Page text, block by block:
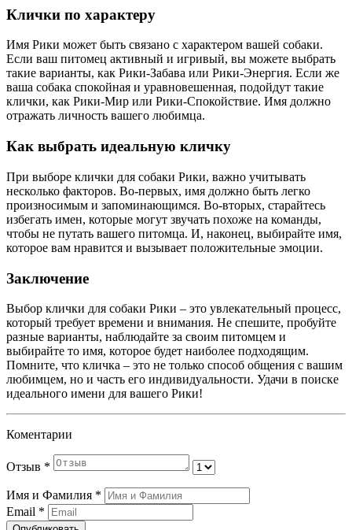
Клички по характеру
Имя Рики может быть связано с характером вашей собаки.
Если ваш питомец активный и игривый, вы можете выбрать
такие варианты, как Рики-Забава или Рики-Энергия. Если же
ваша собака спокойная и уравновешенная, подойдут такие
клички, как Рики-Мир или Рики-Спокойствие. Имя должно
отражать личность вашего любимца.
Как выбрать идеальную кличку
При выборе клички для собаки Рики, важно учитывать
несколько факторов. Во-первых, имя должно быть легко
произносимым и запоминающимся. Во-вторых, старайтесь
избегать имен, которые могут звучать похоже на команды,
чтобы не путать вашего питомца. И, наконец, выбирайте имя,
которое вам нравится и вызывает положительные эмоции.
Заключение
Выбор клички для собаки Рики – это увлекательный процесс,
который требует времени и внимания. Не спешите, пробуйте
разные варианты, наблюдайте за своим питомцем и
выбирайте то имя, которое будет наиболее подходящим.
Помните, что кличка – это не только способ общения с вашим
любимцем, но и часть его индивидуальности. Удачи в поиске
идеального имени для вашего Рики!
Коментарии
Отзыв *
Имя и Фамилия *
Email *